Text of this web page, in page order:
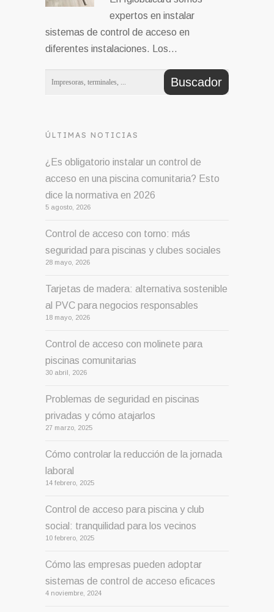
expertos en instalar
sistemas de control de acceso en
diferentes instalaciones. Los…
ÚLTIMAS NOTICIAS
¿Es obligatorio instalar un control de
acceso en una piscina comunitaria? Esto
dice la normativa en 2026
5 agosto, 2026
Control de acceso con torno: más
seguridad para piscinas y clubes sociales
28 mayo, 2026
Tarjetas de madera: alternativa sostenible
al PVC para negocios responsables
18 mayo, 2026
Control de acceso con molinete para
piscinas comunitarias
30 abril, 2026
Problemas de seguridad en piscinas
privadas y cómo atajarlos
27 marzo, 2025
Cómo controlar la reducción de la jornada
laboral
14 febrero, 2025
Control de acceso para piscina y club
social: tranquilidad para los vecinos
10 febrero, 2025
Cómo las empresas pueden adoptar
sistemas de control de acceso eficaces
4 noviembre, 2024